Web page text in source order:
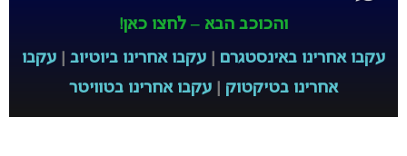
והכוכב הבא – לחצו כאן!
עקבו אחרינו באינסטגרם| עקבו אחרינו ביוטיוב|
עקבו
אחרינו בטיקטוק| עקבו אחרינו בטוויטר